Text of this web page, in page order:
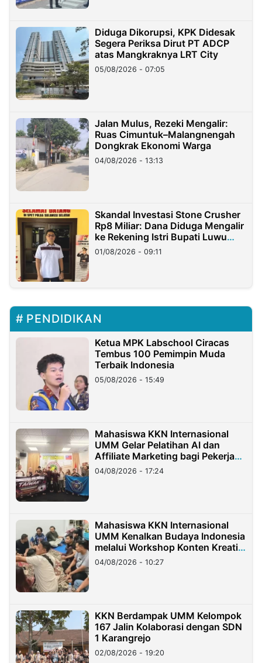
Diduga Dikorupsi, KPK Didesak
Segera Periksa Dirut PT ADCP
atas Mangkraknya LRT City
05/08/2026 - 07:05
Jalan Mulus, Rezeki Mengalir:
Ruas Cimuntuk–Malangnengah
Dongkrak Ekonomi Warga
04/08/2026 - 13:13
Skandal Investasi Stone Crusher
Rp8 Miliar: Dana Diduga Mengalir
ke Rekening Istri Bupati Luwu
Timur
01/08/2026 - 09:11
PENDIDIKAN
Ketua MPK Labschool Ciracas
Tembus 100 Pemimpin Muda
Terbaik Indonesia
05/08/2026 - 15:49
Mahasiswa KKN Internasional
UMM Gelar Pelatihan AI dan
Affiliate Marketing bagi Pekerja
Migran Indonesia di Taiwan
04/08/2026 - 17:24
Mahasiswa KKN Internasional
UMM Kenalkan Budaya Indonesia
melalui Workshop Konten Kreatif
di Taiwan
04/08/2026 - 10:27
KKN Berdampak UMM Kelompok
167 Jalin Kolaborasi dengan SDN
1 Karangrejo
02/08/2026 - 19:20